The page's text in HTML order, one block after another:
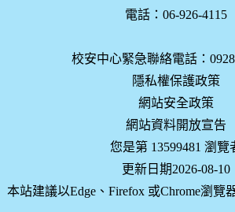
電話：06-926-4115
校安中心緊急聯絡電話：
隱私權保護政策
網站安全政策
網站資料開放宣告
您是第 13599481 瀏覽
更新日期2026-08-10
本站建議以Edge、Firefox 或Chrome瀏覽